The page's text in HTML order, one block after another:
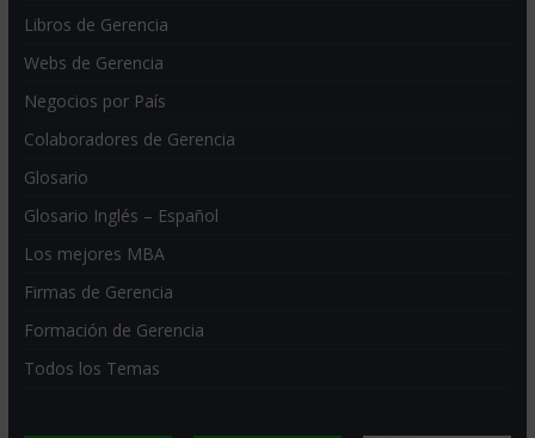
Libros de Gerencia
Webs de Gerencia
Negocios por País
Colaboradores de Gerencia
Glosario
Glosario Inglés – Español
Los mejores MBA
Firmas de Gerencia
Formación de Gerencia
Todos los Temas